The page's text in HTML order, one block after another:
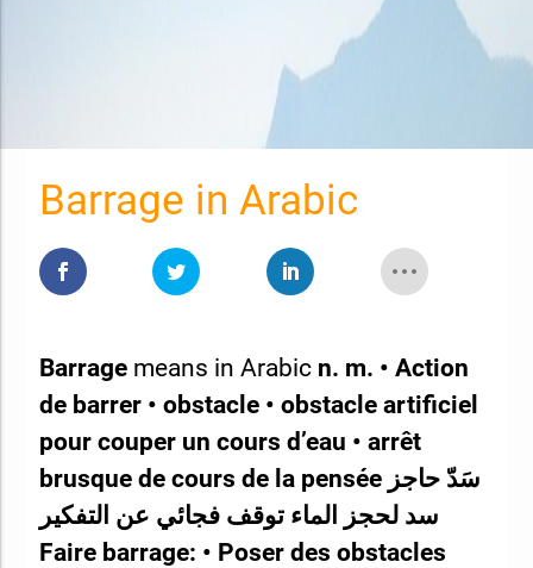
Barrage in Arabic
Barrage means in Arabic n. m. • Action
de barrer • obstacle • obstacle artificiel
pour couper un cours d’eau • arrêt
brusque de cours de la pensée سَدّ حاجز
سد لحجز الماء توقف فجائي عن التفكير
Faire barrage: • Poser des obstacles